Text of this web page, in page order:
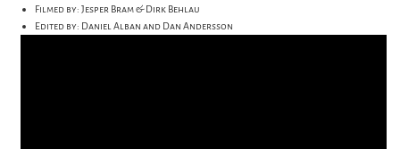
Filmed by: Jesper Bram & Dirk Behlau
Edited by: Daniel Alban and Dan Andersson